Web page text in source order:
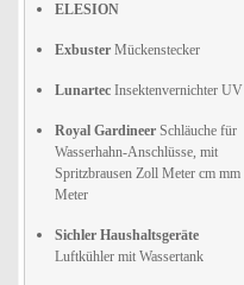
ELESION
Exbuster Mückenstecker
Lunartec Insektenvernichter UV
Royal Gardineer Schläuche für
Wasserhahn-Anschlüsse, mit
Spritzbrausen Zoll Meter cm mm
Meter
Sichler Haushaltsgeräte
Luftkühler mit Wassertank